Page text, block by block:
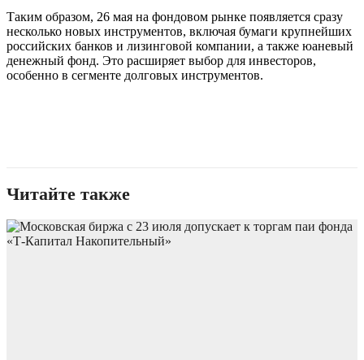
Таким образом, 26 мая на фондовом рынке появляется сразу
несколько новых инструментов, включая бумаги крупнейших
российских банков и лизинговой компании, а также юаневый
денежный фонд. Это расширяет выбор для инвесторов,
особенно в сегменте долговых инструментов.
Читайте также